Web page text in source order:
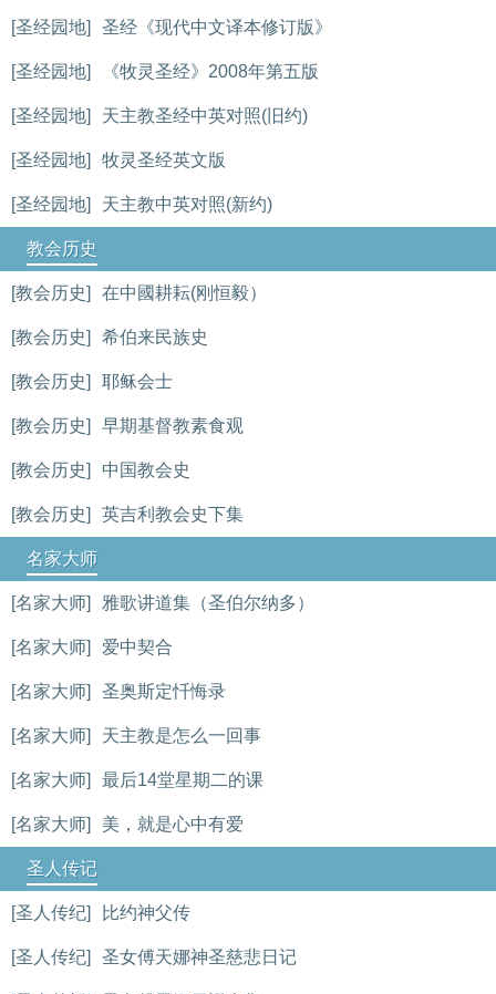
[圣经园地] 圣经《现代中文译本修订版》
[圣经园地] 《牧灵圣经》2008年第五版
[圣经园地] 天主教圣经中英对照(旧约)
[圣经园地] 牧灵圣经英文版
[圣经园地] 天主教中英对照(新约)
教会历史
[教会历史] 在中國耕耘(刚恒毅）
[教会历史] 希伯来民族史
[教会历史] 耶稣会士
[教会历史] 早期基督教素食观
[教会历史] 中国教会史
[教会历史] 英吉利教会史下集
名家大师
[名家大师] 雅歌讲道集（圣伯尔纳多）
[名家大师] 爱中契合
[名家大师] 圣奥斯定忏悔录
[名家大师] 天主教是怎么一回事
[名家大师] 最后14堂星期二的课
[名家大师] 美，就是心中有爱
圣人传记
[圣人传纪] 比约神父传
[圣人传纪] 圣女傅天娜神圣慈悲日记